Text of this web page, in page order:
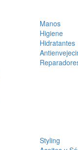
Manos
Higiene
Hidratantes
Styling